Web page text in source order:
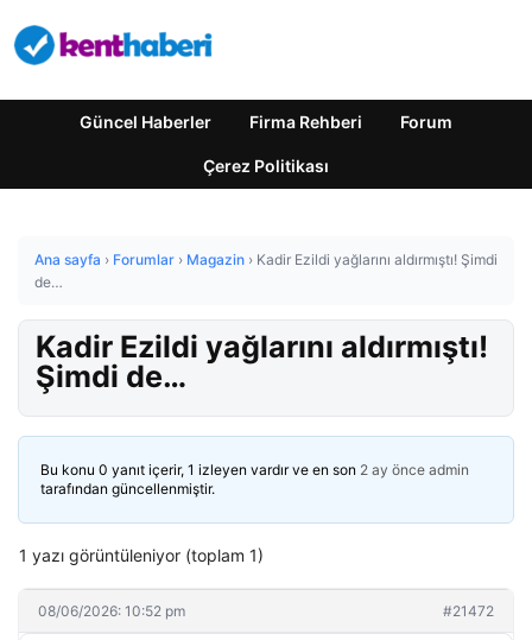
Güncel Haberler Firma Rehberi Forum
Çerez Politikası
Ana sayfa › Forumlar › Magazin › Kadir Ezildi yağlarını aldırmıştı! Şimdi
de…
Kadir Ezildi yağlarını aldırmıştı!
Şimdi de…
Bu konu 0 yanıt içerir, 1 izleyen vardır ve en son 2 ay önce admin
tarafından güncellenmiştir.
1 yazı görüntüleniyor (toplam 1)
08/06/2026: 10:52 pm #21472